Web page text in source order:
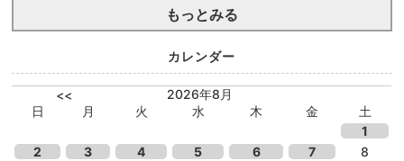
もっとみる
カレンダー
<<
2026年8月
日
月 火 水 木 金
土
1
2
3 4 5 6 7
8